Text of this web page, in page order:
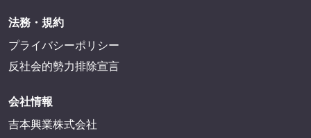
法務・規約
プライバシーポリシー
反社会的勢力排除宣言
会社情報
吉本興業株式会社